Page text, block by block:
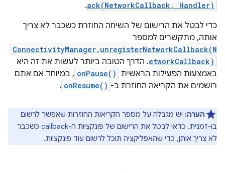
ack(NetworkCallback, Handler)
.
כדי לבטל את הרישום של השיחה החוזרת כשכבר לא צריך
אותה, מתקשרים למספר
ConnectivityManager.unregisterNetworkCallback(N
etworkCallback). הדרך הטובה ביותר לעשות את זה היא
באמצעות הפעילות הראשית onPause() , במיוחד אם אתם
רושמים את הקריאה החוזרת ב- onResume()
.
הערה: יש מגבלה על מספר הקריאות החוזרות שאפשר לרשום
בו-זמנית. כדאי לבטל את הרישום של פונקציות ה-callback כשכבר
לא צריך אותן, כדי שהאפליקציה תוכל לרשום עוד פונקציות.